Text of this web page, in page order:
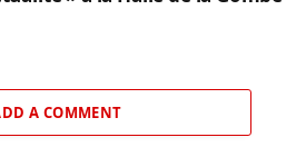
A COMMENT